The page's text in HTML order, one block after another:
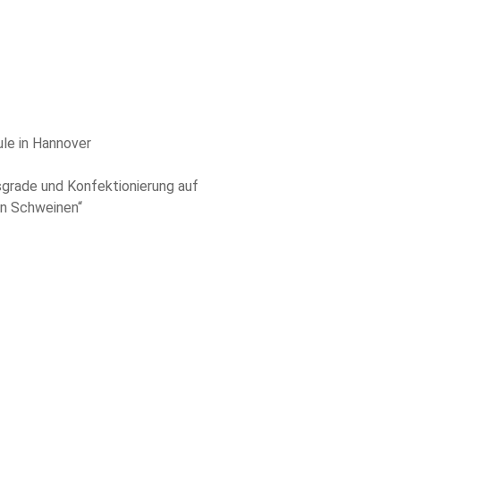
in Hannover
und Konfektionierung auf
Schweinen“